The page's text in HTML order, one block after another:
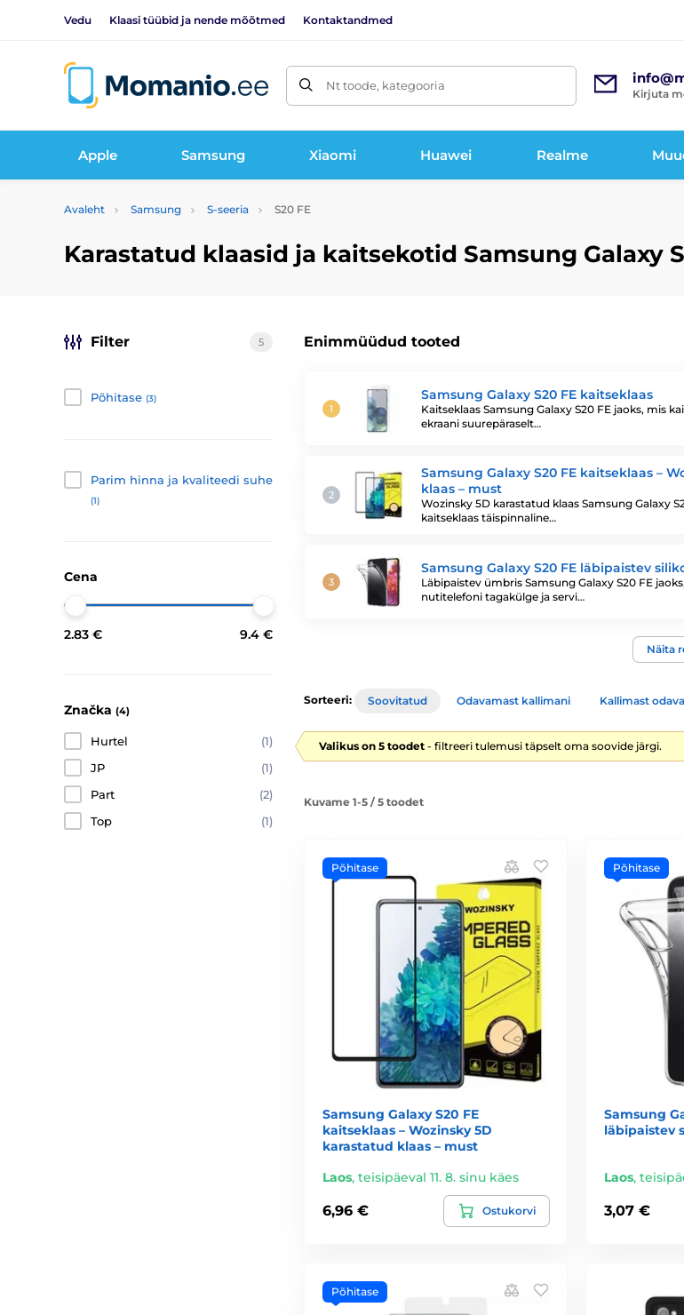
Vedu Klaasi tüübid ja nende mõõtmed Kontaktandmed
Nt toode, kategooria
Kirjuta
Apple Samsung Xiaomi Huawei Realme
Avaleht Samsung S-seeria S20 FE
Karastatud klaasid ja kaitsekotid Samsung Galaxy
Enimmüüdud tooted
Samsung Galaxy S20 FE kaitseklaas
Kaitseklaas Samsung Galaxy S20 FE jaoks, mis
ekraani suurepäraselt…
Samsung Galaxy S20 FE kaitseklaas –
klaas – must
Wozinsky 5D karastatud klaas Samsung Galaxy
kaitseklaas täispinnaline…
Samsung Galaxy S20 FE läbipaistev
Läbipaistev ümbris Samsung Galaxy S20 FE
nutitelefoni tagakülge ja servi…
Näita
Filter 5
Põhitase (3)
Parim hinna ja kvaliteedi suhe
(1)
Cena
2.83 € 9.4 €
Značka (4)
Hurtel
(1)
JP
(1)
Part
(2)
Top
(1)
Sorteeri: Soovitatud Odavamast kallimani Kallimast
Valikus on 5 toodet - filtreeri tulemusi täpselt oma soovide järgi.
Kuvame 1-5 / 5 toodet
Põhitase
Samsung Galaxy S20 FE
kaitseklaas – Wozinsky 5D
karastatud klaas – must
Laos, teisipäeval 11. 8. sinu käes
6,96 € Ostukorvi
Põhitase
Samsung
läbipaistev
Laos,
3,07 €
Põhitase